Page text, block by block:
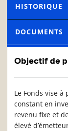
HISTORIQUE
DOCUMENTS
Objectif de
Le Fonds vise
constant en
revenu fixe et
élevé